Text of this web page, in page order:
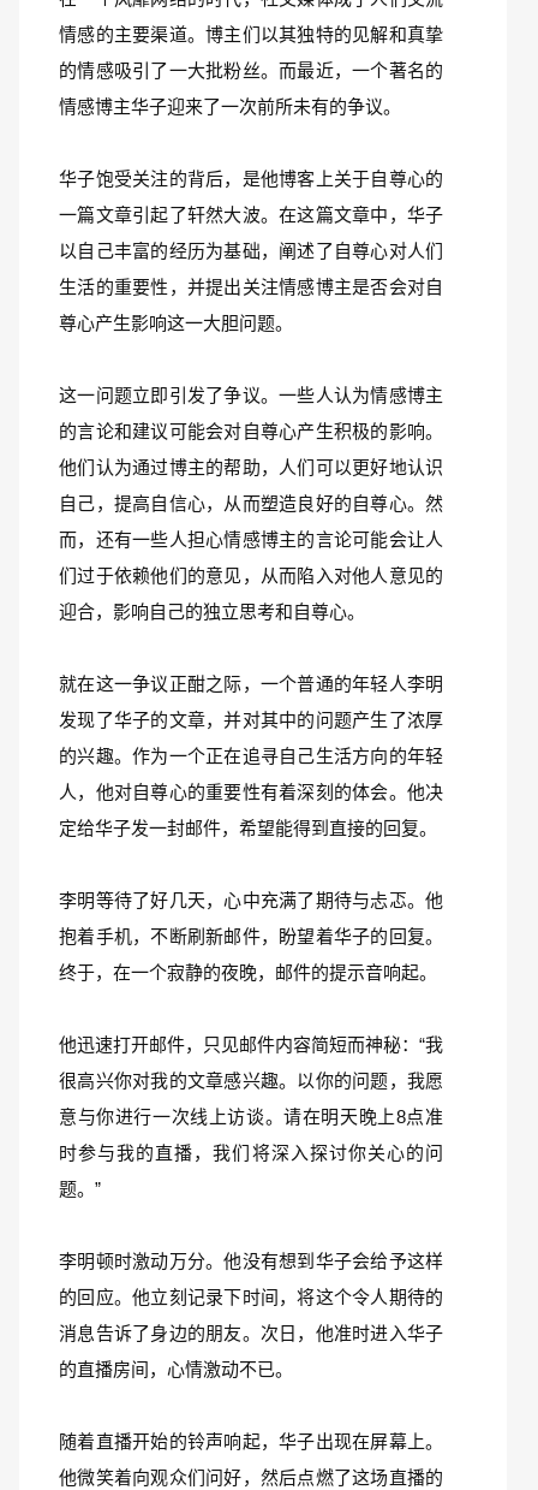
情感的主要渠道。博主们以其独特的见解和真挚
的情感吸引了一大批粉丝。而最近，一个著名的
情感博主华子迎来了一次前所未有的争议。
华子饱受关注的背后，是他博客上关于自尊心的
一篇文章引起了轩然大波。在这篇文章中，华子
以自己丰富的经历为基础，阐述了自尊心对人们
生活的重要性，并提出关注情感博主是否会对自
尊心产生影响这一大胆问题。
这一问题立即引发了争议。一些人认为情感博主
的言论和建议可能会对自尊心产生积极的影响。
他们认为通过博主的帮助，人们可以更好地认识
自己，提高自信心，从而塑造良好的自尊心。然
而，还有一些人担心情感博主的言论可能会让人
们过于依赖他们的意见，从而陷入对他人意见的
迎合，影响自己的独立思考和自尊心。
就在这一争议正酣之际，一个普通的年轻人李明
发现了华子的文章，并对其中的问题产生了浓厚
的兴趣。作为一个正在追寻自己生活方向的年轻
人，他对自尊心的重要性有着深刻的体会。他决
定给华子发一封邮件，希望能得到直接的回复。
李明等待了好几天，心中充满了期待与忐忑。他
抱着手机，不断刷新邮件，盼望着华子的回复。
终于，在一个寂静的夜晚，邮件的提示音响起。
他迅速打开邮件，只见邮件内容简短而神秘：“我
很高兴你对我的文章感兴趣。以你的问题，我愿
意与你进行一次线上访谈。请在明天晚上8点准
时参与我的直播，我们将深入探讨你关心的问
题。”
李明顿时激动万分。他没有想到华子会给予这样
的回应。他立刻记录下时间，将这个令人期待的
消息告诉了身边的朋友。次日，他准时进入华子
的直播房间，心情激动不已。
随着直播开始的铃声响起，华子出现在屏幕上。
他微笑着向观众们问好，然后点燃了这场直播的